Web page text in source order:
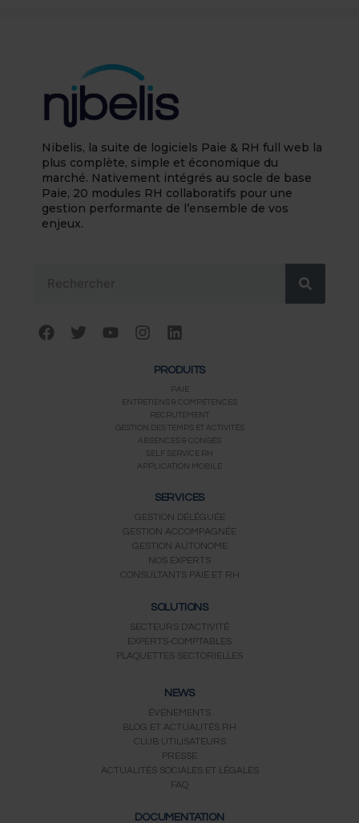
Nibelis, la suite de logiciels Paie & RH full web la
plus complète, simple et économique du
marché. Nativement intégrés au socle de base
Paie, 20 modules RH collaboratifs pour une
gestion performante de l’ensemble de vos
enjeux.
F
a
T
w
Y
o
e
I
n
g
r
a
m
L
i
k
e
d
i
n
PRODUITS
PAIE
ENTRETIENS & COMPÉTENCES
RECRUTEMENT
GESTION DES TEMPS ET ACTIVITÉS
ABSENCES & CONGÉS
SELF SERVICE RH
APPLICATION MOBILE
SERVICES
GESTION DÉLÉGUÉE
GESTION ACCOMPAGNÉE
GESTION AUTONOME
NOS EXPERTS
CONSULTANTS PAIE ET RH
SOLUTIONS
SECTEURS D'ACTIVITÉ
EXPERTS-COMPTABLES
PLAQUETTES SECTORIELLES
NEWS
ÉVÉNEMENTS
BLOG ET ACTUALITÉS RH
CLUB UTILISATEURS
PRESSE
ACTUALITÉS SOCIALES ET LÉGALES
FAQ
DOCUMENTATION